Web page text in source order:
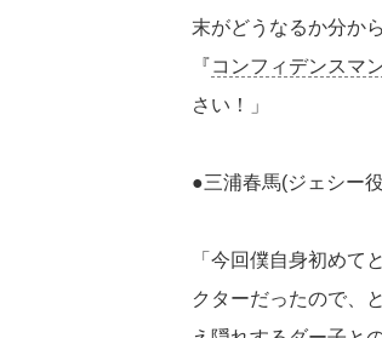
末がどうなるか分か
『コンフィデンスマ
さい！」
●三浦春馬(ジェシー
「今回僕自身初めて
クターだったので、